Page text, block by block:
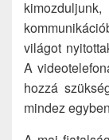
világot
A
hozzá
mindez